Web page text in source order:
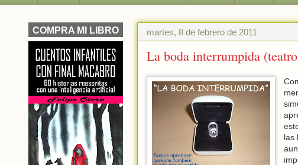
martes, 8 de febrero de 2011
La boda interrumpida
las
COMPRA MI LIBRO